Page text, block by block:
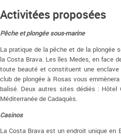
Activitées proposées
Pêche et plongée sous-marine
La pratique de la pêche et de la plongée
la Costa Brava. Les îles Medes, en face
toute beauté et constituent une
club de plongée à Rosas vous
balisé. Deux autres sites dédiés :
Méditerranée de Cadaquès.
Casinos
La Costa Brava est un endroit unique en